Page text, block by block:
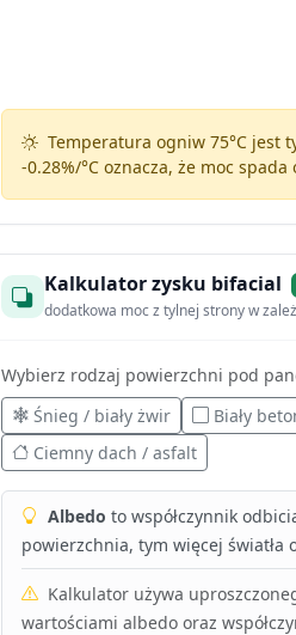
Temperatura ogniw 75°C jest
-0.28%/°Coznacza, że moc spada
Kalkulator zysku bifacial
dodatkowa moc z tylnej strony w
Wybierz rodzaj powierzchni pod
Śnieg / biały żwir
Biały
Ciemny dach / asfalt
Albedo to współczynnik
powierzchnia, tym więcej
Kalkulator używa
wartościami albedo oraz